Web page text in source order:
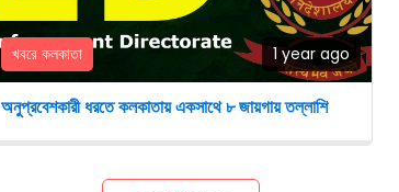
খবরে কলকাতা 1 year ago
অনুপ্রবেশকারী ধরতে কলকাতায় একসাথে ৮ জায়গায় তল্লাশি